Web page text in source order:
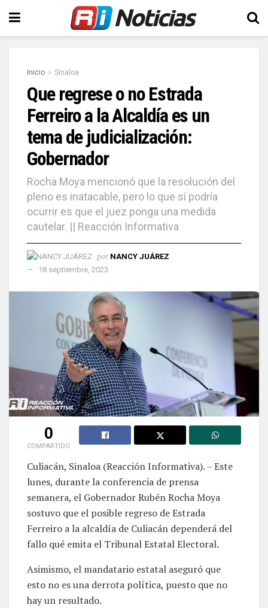
Inicio Sinaloa
Que regrese o no Estrada
Ferreiro a la Alcaldía es un
tema de judicialización:
Gobernador
Rocha Moya mencionó que la resolución del
pleno es inatacable, pero lo que sí podría
ocurrir es que el juez ponga una medida
cautelar. || Reacción Informativa
por NANCY JUÁREZ
18 septiembre, 2023
0
COMPARTIDO
Culiacán, Sinaloa (Reacción Informativa). – Este
lunes, durante la conferencia de prensa
semanera, el Gobernador Rubén Rocha Moya
sostuvo que el posible regreso de Estrada
Ferreiro a la alcaldía de Culiacán dependerá del
fallo qué emita el Tribunal Estatal Electoral.
Asimismo, el mandatario estatal aseguró que
esto no es una derrota política, puesto que no
hay un resultado.